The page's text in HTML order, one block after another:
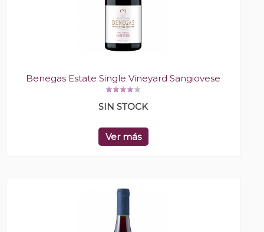
Benegas Estate Single Vineyard Sangiovese
SIN STOCK
Ver más